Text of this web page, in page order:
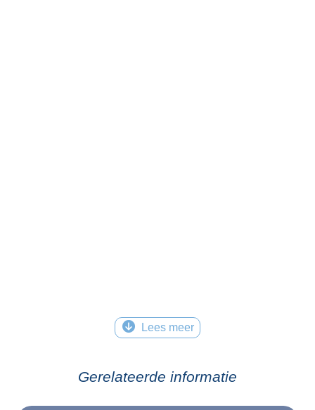
Lees meer
Gerelateerde informatie